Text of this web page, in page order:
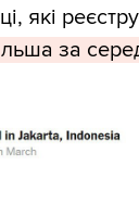
які
за